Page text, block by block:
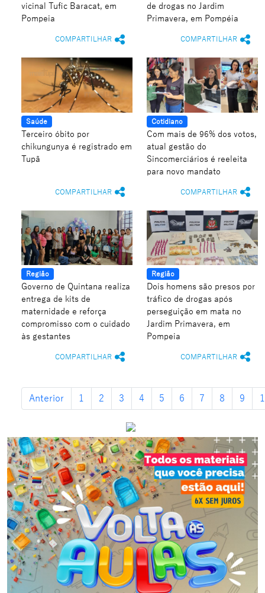
vicinal Tufic Baracat, em
Pompeia
COMPARTILHAR
de drogas no Jardim
Primavera, em Pompéia
COMPARTILHAR
Saúde
Terceiro óbito por
chikungunya é registrado em
Tupã
COMPARTILHAR
Cotidiano
Com mais de 96% dos votos,
atual gestão do
Sincomerciários é reeleita
para novo mandato
COMPARTILHAR
Região
Governo de Quintana realiza
entrega de kits de
maternidade e reforça
compromisso com o cuidado
às gestantes
COMPARTILHAR
Região
Dois homens são presos por
tráfico de drogas após
perseguição em mata no
Jardim Primavera, em
Pompeia
COMPARTILHAR
Anterior 1 2 3 4 5 6 7 8 9